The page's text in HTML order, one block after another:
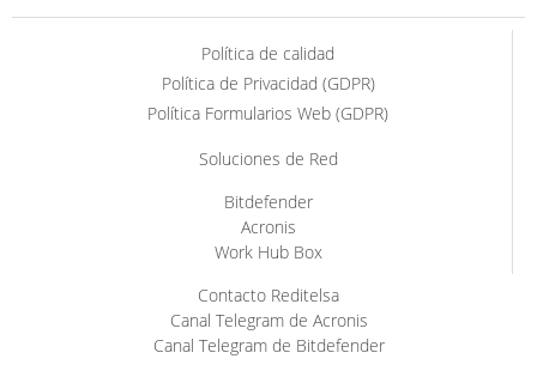
Política de calidad
Política de Privacidad (GDPR)
Política Formularios Web (GDPR)
Soluciones de Red
Bitdefender
Acronis
Work Hub Box
Contacto Reditelsa
Canal Telegram de Acronis
Canal Telegram de Bitdefender